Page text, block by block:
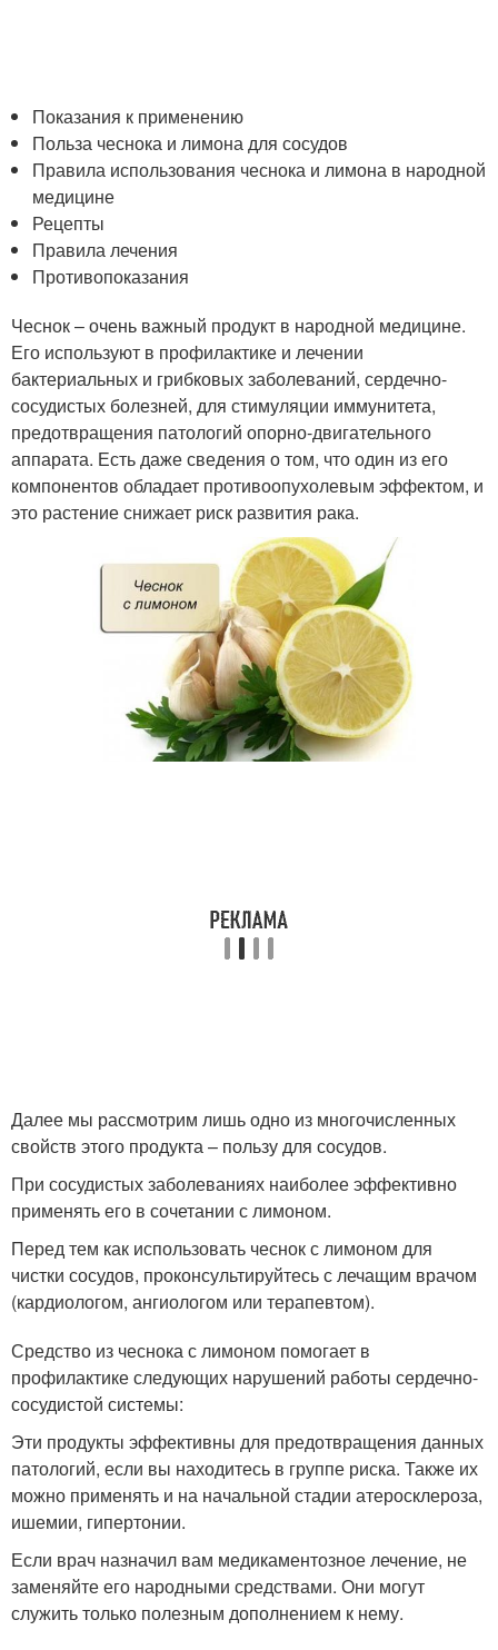
Показания к применению
Польза чеснока и лимона для сосудов
Правила использования чеснока и лимона в народной
медицине
Рецепты
Правила лечения
Противопоказания
Чеснок – очень важный продукт в народной медицине.
Его используют в профилактике и лечении
бактериальных и грибковых заболеваний, сердечно-
сосудистых болезней, для стимуляции иммунитета,
предотвращения патологий опорно-двигательного
аппарата. Есть даже сведения о том, что один из его
компонентов обладает противоопухолевым эффектом, и
это растение снижает риск развития рака.
Далее мы рассмотрим лишь одно из многочисленных
свойств этого продукта – пользу для сосудов.
При сосудистых заболеваниях наиболее эффективно
применять его в сочетании с лимоном.
Перед тем как использовать чеснок с лимоном для
чистки сосудов, проконсультируйтесь с лечащим врачом
(кардиологом, ангиологом или терапевтом).
Средство из чеснока с лимоном помогает в
профилактике следующих нарушений работы сердечно-
сосудистой системы:
Эти продукты эффективны для предотвращения данных
патологий, если вы находитесь в группе риска. Также их
можно применять и на начальной стадии атеросклероза,
ишемии, гипертонии.
Если врач назначил вам медикаментозное лечение, не
заменяйте его народными средствами. Они могут
служить только полезным дополнением к нему.